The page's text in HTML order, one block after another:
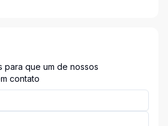
para que um de nossos
contato